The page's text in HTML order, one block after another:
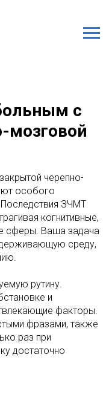
с
мозговой
черепно-
особого
Последствия ЗЧМТ
когнитивные,
сферы. Ваша задача
среду,
рутину.
и
факторы.
фразами, также
раз при
достаточно